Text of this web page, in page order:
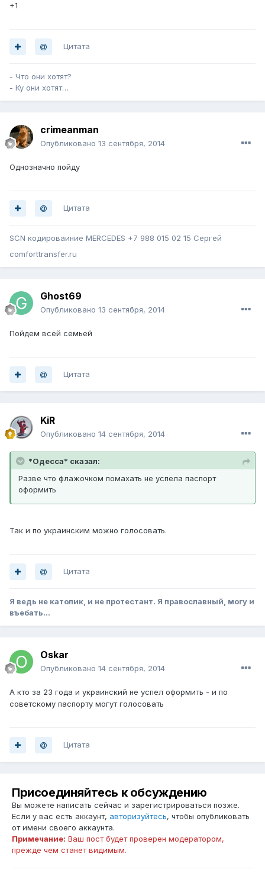
+1
Цитата
- Что они хотят?
- Ку они хотят…
crimeanman
Опубликовано 13 сентября, 2014
Однозначно пойду
Цитата
SCN кодироваиние MERCEDES +7 988 015 02 15 Сергей
comforttransfer.ru
Ghost69
Опубликовано 13 сентября, 2014
Пойдем всей семьей
Цитата
KiR
Опубликовано 14 сентября, 2014
*Одесса* сказал:
Разве что флажочком помахать не успела паспорт
оформить
Так и по украинским можно голосовать.
Цитата
Я ведь не католик, и не протестант. Я православный, могу и
въебать...
Oskar
Опубликовано 14 сентября, 2014
А кто за 23 года и украинский не успел оформить - и по
советскому паспорту могут голосовать
Цитата
Присоединяйтесь к обсуждению
Вы можете написать сейчас и зарегистрироваться позже.
Если у вас есть аккаунт, авторизуйтесь, чтобы опубликовать
от имени своего аккаунта.
Примечание: Ваш пост будет проверен модератором,
прежде чем станет видимым.